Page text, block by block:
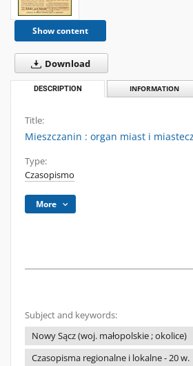
Show content
Download
DESCRIPTION INFORMATION
Title:
Mieszczanin : organ miast i
Type:
Czasopismo
More
Subject and keywords:
Nowy Sącz (woj. małopolskie ; okolice)
Czasopisma regionalne i lokalne - 20 w.